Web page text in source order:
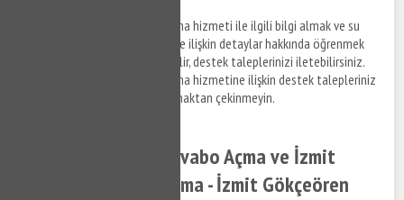
İzmit Gökçeören su kaçak bulma hizmeti ile ilgili bilgi almak ve su
kaçak tespit tamir hizmetlerine ilişkin detaylar hakkında öğrenmek
istediğiniz konuları bize sorabilir, destek taleplerinizi iletebilirsiniz.
İzmit Gökçeören su kaçak bulma hizmetine ilişkin destek talepleriniz
hakkında bizimle bağlantı kurmaktan çekinmeyin.
İzmit Gökçeören Lavabo Açma ve İzmit
Gökçeören Gider Açma - İzmit Gökçeören